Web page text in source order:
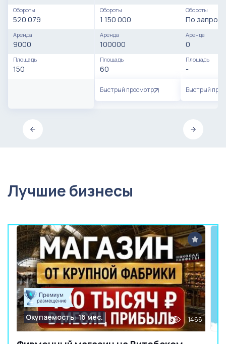
Обороты
520 079
Аренда
9000
Площадь
150
Обороты
1 150 000
Аренда
100000
Площадь
60
Быстрый просмотр
Обороты
По запросу
Аренда
0
Площадь
-
Быстрый
Лучшие бизнесы
Окупаемость: 16 мес. 1466